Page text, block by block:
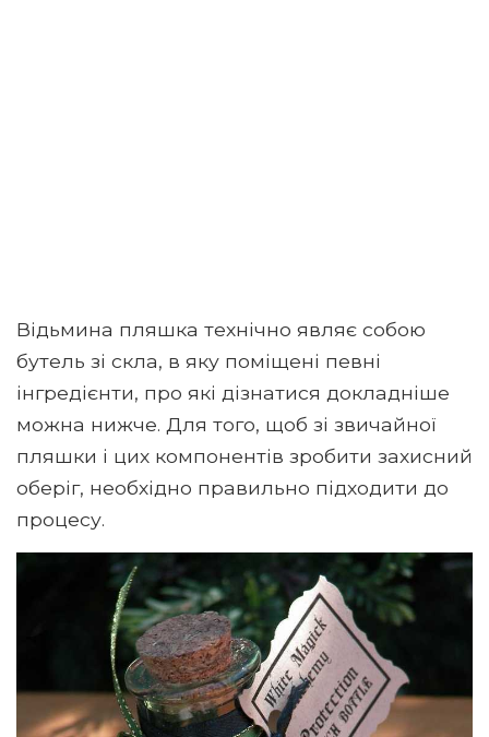
Відьмина пляшка технічно являє собою
бутель зі скла, в яку поміщені певні
інгредієнти, про які дізнатися докладніше
можна нижче. Для того, щоб зі звичайної
пляшки і цих компонентів зробити захисний
оберіг, необхідно правильно підходити до
процесу.